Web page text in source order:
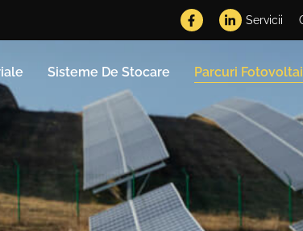
Servicii
Sisteme De Stocare Parcuri